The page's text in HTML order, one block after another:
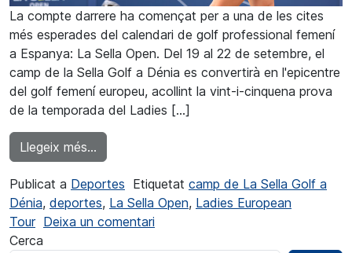
La compte darrere ha començat per a una de les cites
més esperades del calendari de golf professional femení
a Espanya: La Sella Open. Del 19 al 22 de setembre, el
camp de la Sella Golf a Dénia es convertirà en l'epicentre
del golf femení europeu, acollint la vint-i-cinquena prova
de la temporada del Ladies […]
Llegeix més…
Publicat a Deportes Etiquetat camp de La Sella Golf a
Dénia, deportes, La Sella Open, Ladies European
Tour Deixa un comentari
Cerca